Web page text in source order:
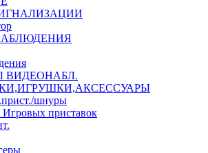
ВИДЕОНАБЛ.
шнуры
приставок